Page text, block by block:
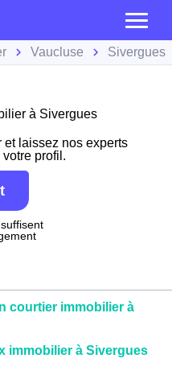
Vaucluse Sivergues
à Sivergues
et laissez nos experts
profil.
courtier immobilier à
immobilier à Sivergues